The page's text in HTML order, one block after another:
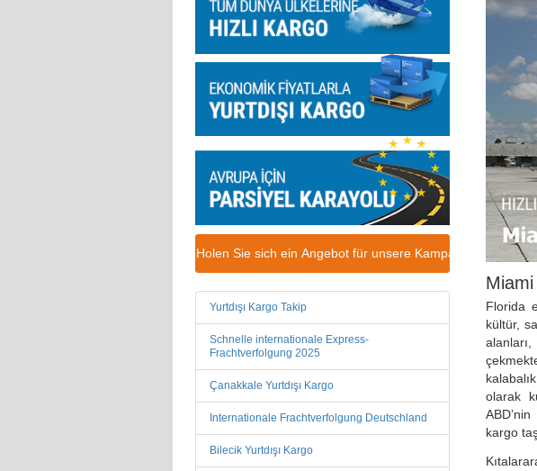
Holen Sie sich ein Angebot für unsere Kampagnenpreise
Yurtdışı Kargo Takip
Schnelle internationale Express-
Frachtverfolgung 2025
Çanakkale Yurtdışı Kargo
Internationale Frachtverfolgung Deutschland
Bilecik Yurtdışı Kargo
Miami
Florida
kültür,
olarak
kargo